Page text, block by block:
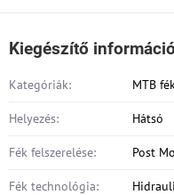
Kiegészítő
Kategóriák: MTB
Helyezés: Hátsó
Fék felszerelése: Post
Fék technológia: